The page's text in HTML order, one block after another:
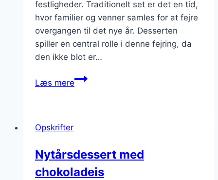
festligheder. Traditionelt set er det en tid,
hvor familier og venner samles for at fejre
overgangen til det nye år. Desserten
spiller en central rolle i denne fejring, da
den ikke blot er…
Læs mereNytårsdessert
Opskrifter
Nytårsdessert med
chokoladeis